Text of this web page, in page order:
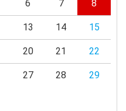
6 7 8
13 14 15
20 21 22
27 28 29